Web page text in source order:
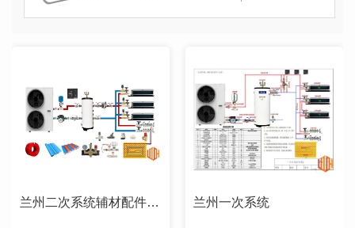
兰州二次系统辅材配件应用 兰州一次系统